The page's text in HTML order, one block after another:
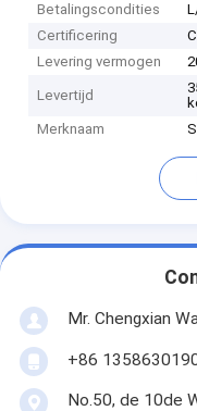
Betalingscondities
Certificering
Levering vermogen
Levertijd
Merknaam
Mr. Chengxian
+86
No.50, de 10de